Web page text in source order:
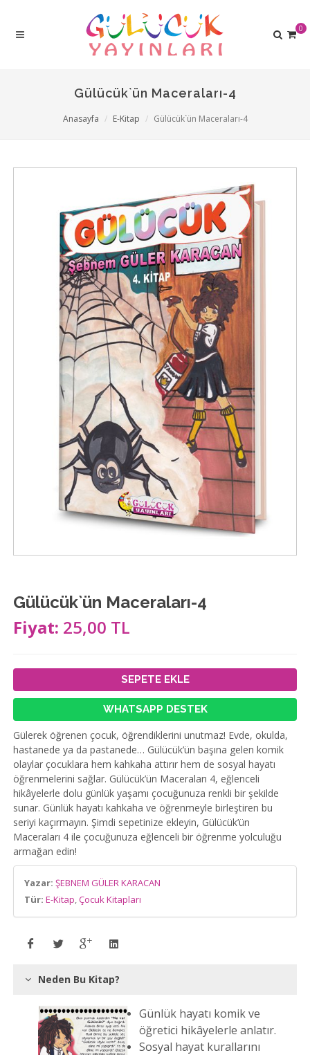
0
Gülücük`ün Maceraları-4
Anasayfa E-Kitap Gülücük`ün Maceraları-4
Gülücük`ün Maceraları-4
Fiyat: 25,00 TL
SEPETE EKLE
WHATSAPP DESTEK
Gülerek öğrenen çocuk, öğrendiklerini unutmaz! Evde, okulda,
hastanede ya da pastanede… Gülücük’ün başına gelen komik
olaylar çocuklara hem kahkaha attırır hem de sosyal hayatı
öğrenmelerini sağlar. Gülücük’ün Maceraları 4, eğlenceli
hikâyelerle dolu günlük yaşamı çocuğunuza renkli bir şekilde
sunar. Günlük hayatı kahkaha ve öğrenmeyle birleştiren bu
seriyi kaçırmayın. Şimdi sepetinize ekleyin, Gülücük’ün
Maceraları 4 ile çocuğunuza eğlenceli bir öğrenme yolculuğu
armağan edin!
Yazar: ŞEBNEM GÜLER KARACAN
Tür: E-Kitap,Çocuk Kitapları
Neden Bu Kitap?
Günlük hayatı komik ve
öğretici hikâyelerle anlatır.
Sosyal hayat kurallarını